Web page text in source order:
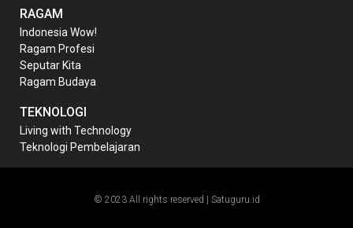
RAGAM
Indonesia Wow!
Ragam Profesi
Seputar Kita
Ragam Budaya
TEKNOLOGI
Living with Technology
Teknologi Pembelajaran
© 2023 All rights reserved | Satuguru.id